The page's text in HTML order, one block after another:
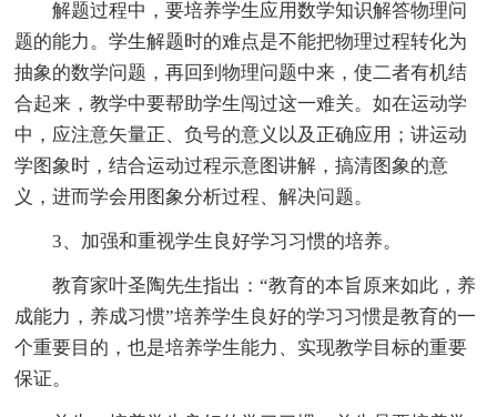
解题过程中，要培养学生应用数学知识解答物理问
题的能力。学生解题时的难点是不能把物理过程转化为
抽象的数学问题，再回到物理问题中来，使二者有机结
合起来，教学中要帮助学生闯过这一难关。如在运动学
中，应注意矢量正、负号的意义以及正确应用；讲运动
学图象时，结合运动过程示意图讲解，搞清图象的意
义，进而学会用图象分析过程、解决问题。
3、加强和重视学生良好学习习惯的培养。
教育家叶圣陶先生指出：“教育的本旨原来如此，养
成能力，养成习惯”培养学生良好的学习习惯是教育的一
个重要目的，也是培养学生能力、实现教学目标的重要
保证。